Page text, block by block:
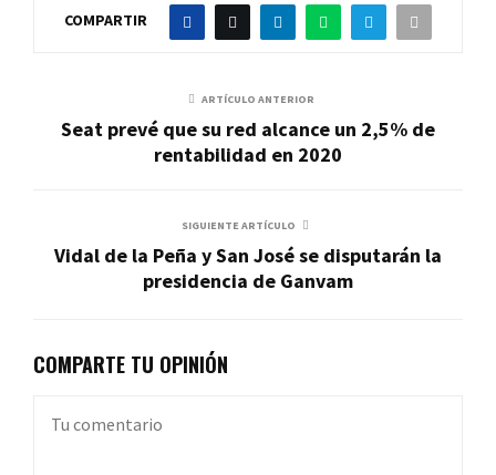
COMPARTIR
ARTÍCULO ANTERIOR
Seat prevé que su red alcance un 2,5% de
rentabilidad en 2020
SIGUIENTE ARTÍCULO
Vidal de la Peña y San José se disputarán la
presidencia de Ganvam
COMPARTE TU OPINIÓN